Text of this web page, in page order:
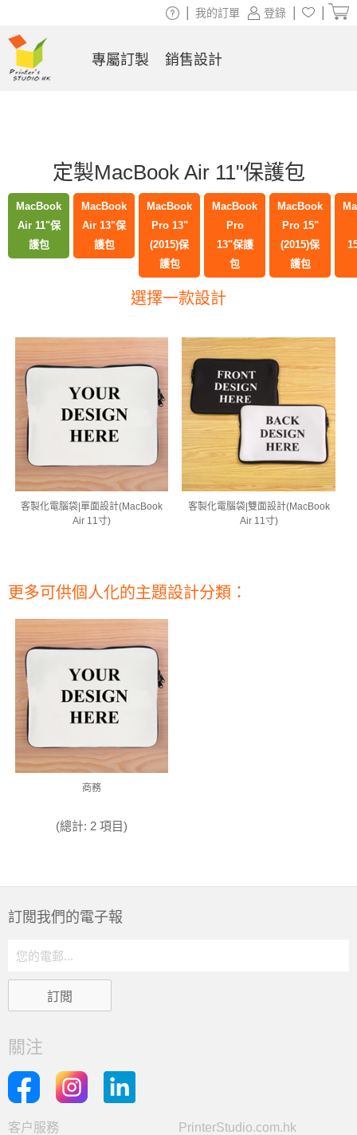
定製MacBook Air 11"保護包
MacBook
Air 11"保
護包
MacBook
Air 13"保
護包
MacBook
Pro 13"
(2015)保
護包
MacBook
Pro
13"保護
包
MacBook
Pro 15"
(2015)保
護包
選擇一款設計
客製化電腦袋|單面設計(MacBook
Air 11寸)
客製化電腦袋|雙面設計(MacBook
Air 11寸)
更多可供個人化的主題設計分類：
商務
(總計: 2 項目)
訂閲我們的電子報
關注
客户服務
PrinterStudio.com.hk
登錄
我的訂單
專屬訂製 銷售設計